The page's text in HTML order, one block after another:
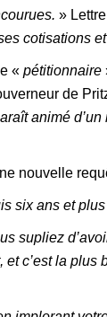
»
cotisations
« pétitionnaire
de
animé
nouvelle
six ans et
supliez
c’est la plus